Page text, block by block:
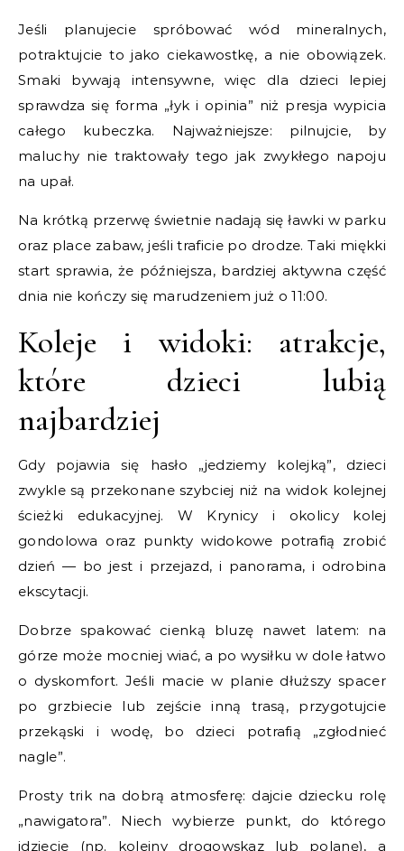
Jeśli planujecie spróbować wód mineralnych,
potraktujcie to jako ciekawostkę, a nie obowiązek.
Smaki bywają intensywne, więc dla dzieci lepiej
sprawdza się forma „łyk i opinia” niż presja wypicia
całego kubeczka. Najważniejsze: pilnujcie, by
maluchy nie traktowały tego jak zwykłego napoju
na upał.
Na krótką przerwę świetnie nadają się ławki w parku
oraz place zabaw, jeśli traficie po drodze. Taki miękki
start sprawia, że późniejsza, bardziej aktywna część
dnia nie kończy się marudzeniem już o 11:00.
Koleje i widoki: atrakcje,
które dzieci lubią
najbardziej
Gdy pojawia się hasło „jedziemy kolejką”, dzieci
zwykle są przekonane szybciej niż na widok kolejnej
ścieżki edukacyjnej. W Krynicy i okolicy kolej
gondolowa oraz punkty widokowe potrafią zrobić
dzień — bo jest i przejazd, i panorama, i odrobina
ekscytacji.
Dobrze spakować cienką bluzę nawet latem: na
górze może mocniej wiać, a po wysiłku w dole łatwo
o dyskomfort. Jeśli macie w planie dłuższy spacer
po grzbiecie lub zejście inną trasą, przygotujcie
przekąski i wodę, bo dzieci potrafią „zgłodnieć
nagle”.
Prosty trik na dobrą atmosferę: dajcie dziecku rolę
„nawigatora”. Niech wybierze punkt, do którego
idziecie (np. kolejny drogowskaz lub polanę), a